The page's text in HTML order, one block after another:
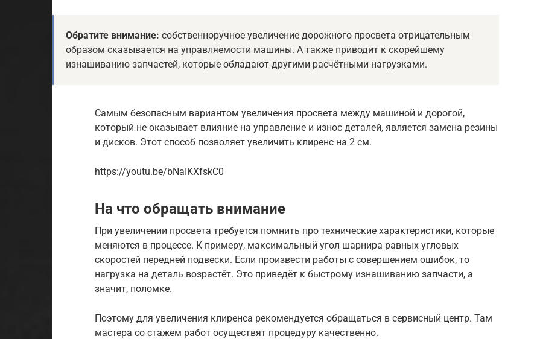
Обратите внимание: собственноручное увеличение дорожного просвета отрицательным
образом сказывается на управляемости машины. А также приводит к скорейшему
изнашиванию запчастей, которые обладают другими расчётными нагрузками.
Самым безопасным вариантом увеличения просвета между машиной и дорогой,
который не оказывает влияние на управление и износ деталей, является замена резины
и дисков. Этот способ позволяет увеличить клиренс на 2 см.
https://youtu.be/bNaIKXfskC0
На что обращать внимание
При увеличении просвета требуется помнить про технические характеристики, которые
меняются в процессе. К примеру, максимальный угол шарнира равных угловых
скоростей передней подвески. Если произвести работы с совершением ошибок, то
нагрузка на деталь возрастёт. Это приведёт к быстрому изнашиванию запчасти, а
значит, поломке.
Поэтому для увеличения клиренса рекомендуется обращаться в сервисный центр. Там
мастера со стажем работ осуществят процедуру качественно.